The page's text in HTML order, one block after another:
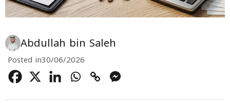
Abdullah bin Saleh
Posted in30/06/2026